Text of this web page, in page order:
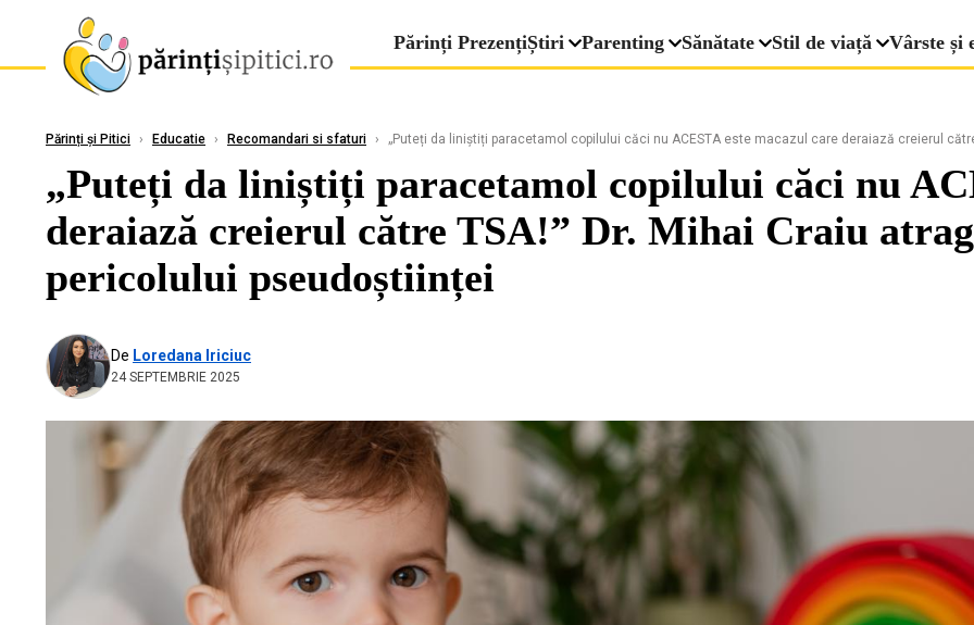
Părinți PrezențiȘtiri Parenting Sănătate Stil de viață Vârste și
Părinți și Pitici › Educatie › Recomandari si sfaturi › „Puteți da liniștiți paracetamol copilului căci nu ACESTA este macazul care deraiază creierul
„Puteți da liniștiți paracetamol copilului căci nu
deraiază creierul către TSA!” Dr. Mihai Craiu
pericolului pseudoștiinței
De Loredana Iriciuc
24 SEPTEMBRIE 2025